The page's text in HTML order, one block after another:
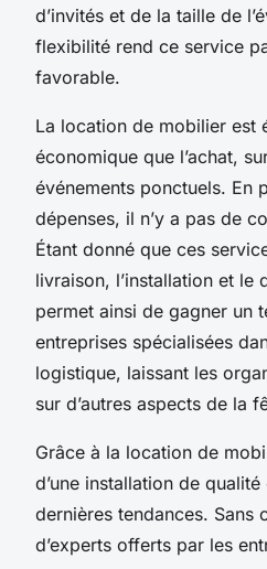
d’invités et de la taille de
flexibilité rend ce service
favorable.
La location de mobilier est
économique que l’achat,
événements ponctuels. En
dépenses, il n’y a pas de
Étant donné que ces
livraison, l’installation et le
permet ainsi de gagner un
entreprises spécialisées
logistique, laissant les
sur d’autres aspects de la
Grâce à la location de
d’une installation de
dernières tendances. Sans
d’experts offerts par les